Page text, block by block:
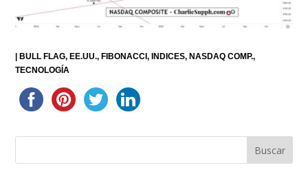
BULL FLAG EE.UU. FIBONACCI INDICES NASDAQ COMP.
TECNOLOGÍA